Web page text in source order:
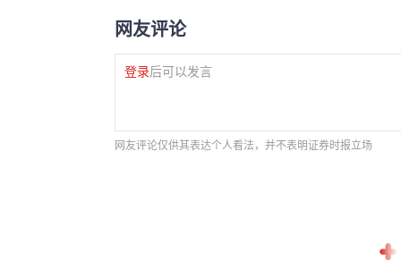
网友评论
登录后可以发言
网友评论仅供其表达个人看法，并不表明证券时报立场